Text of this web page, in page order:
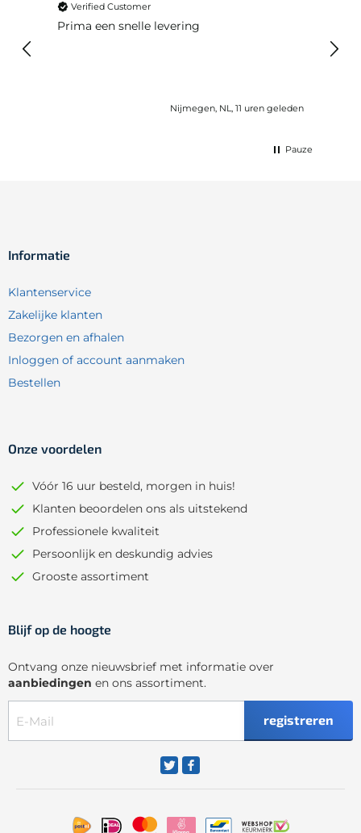
Verified Customer
Prima een snelle levering
Nijmegen, NL, 11 uren geleden
Pauze
Informatie
Klantenservice
Zakelijke klanten
Bezorgen en afhalen
Inloggen of account aanmaken
Bestellen
Onze voordelen
Vóór 16 uur besteld, morgen in huis!
Klanten beoordelen ons als uitstekend
Professionele kwaliteit
Persoonlijk en deskundig advies
Grooste assortiment
Blijf op de hoogte
Ontvang onze nieuwsbrief met informatie over
aanbiedingen en ons assortiment.
registreren